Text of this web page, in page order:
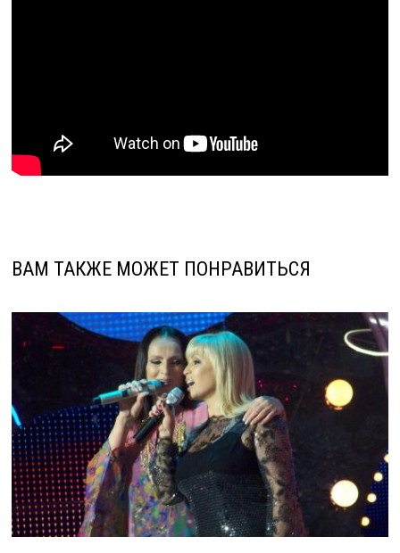
ВАМ ТАКЖЕ МОЖЕТ ПОНРАВИТЬСЯ